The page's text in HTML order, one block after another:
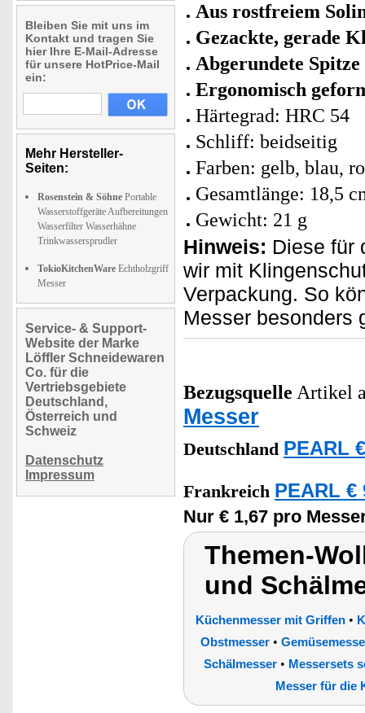
Bleiben Sie mit uns im
Kontakt und tragen Sie
hier Ihre E-Mail-Adresse
für unsere HotPrice-Mail
ein:
Mehr Hersteller-
Seiten:
Rosenstein & Söhne Portable
Wasserstoffgeräte Aufbereitungen
Wasserfilter Wasserhähne
Trinkwassersprudler
TokioKitchenWare Echtholzgriff
Messer
Service- & Support-
Website der Marke
Löffler Schneidewaren
Co. für die
Vertriebsgebiete
Deutschland,
Österreich und
Schweiz
Datenschutz
Impressum
Aus rostfreiem
Gezackte, gerade
Abgerundete Spitze
Ergonomisch
Härtegrad: HRC 54
Schliff: beidseitig
Farben: gelb, blau,
Gesamtlänge: 18,5
Gewicht: 21 g
Hinweis: Diese für
wir mit
Verpackung. So
Messer besonders
Bezugsquelle Artikel
Messer
Deutschland PEARL
Frankreich PEARL €
Nur € 1,67 pro
Themen-
und
Küchenmesser mit Griffen •
Obstmesser •
Schälmesser• Messersets
Messer für die